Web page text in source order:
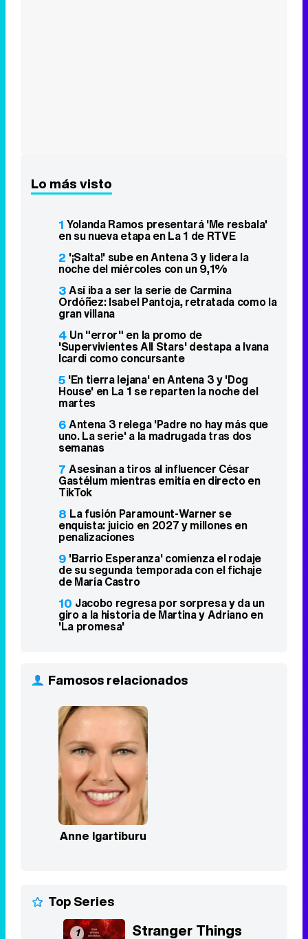
3Así iba a ser la serie de Carmina
gran villana
4Un "error" en la promo de
'Supervivientes All Stars' destapa a Ivana
Icardi como concursante
5 'En tierra lejana' en Antena 3 y 'Dog
House' en La 1 se reparten la noche del
martes
6 Antena 3 relega 'Padre no hay más que
uno. La serie' a la madrugada tras dos
semanas
7 Asesinan a tiros al influencer César
Gastélum mientras emitía en directo en
TikTok
8 La fusión Paramount-Warner se
enquista: juicio en 2027 y millones en
penalizaciones
9 'Barrio Esperanza' comienza el rodaje
de su segunda temporada con el fichaje
de María Castro
10 Jacobo regresa por sorpresa y da un
giro a la historia de Martina y Adriano en
'La promesa'
Famosos relacionados
Anne Igartiburu
Top Series
1 Stranger Things